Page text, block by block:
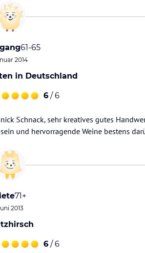
61-65
2014
in Deutschland
6 / 6
Schnack, sehr kreatives gutes
und hervorragende Weine bestens
71+
2013
6 / 6